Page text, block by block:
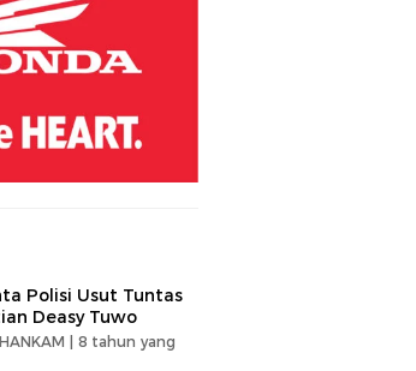
Polisi Usut Tuntas
Deasy Tuwo
| 8 tahun yang